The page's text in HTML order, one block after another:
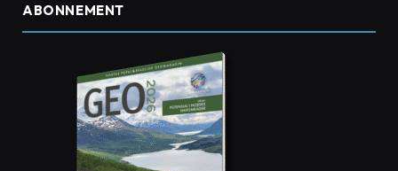
ABONNEMENT